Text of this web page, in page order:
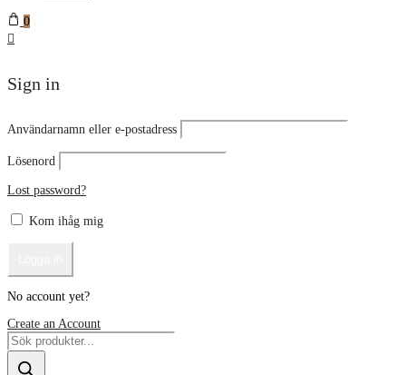
0
Sign in
Användarnamn eller e-postadress
Lösenord
Lost password?
Kom ihåg mig
No account yet?
Create an Account
Products
search